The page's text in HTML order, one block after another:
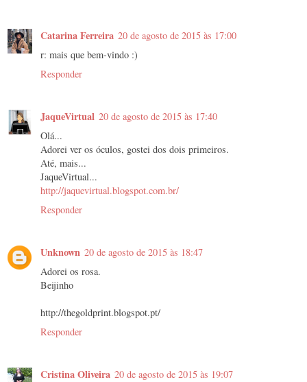
Catarina Ferreira 20 de agosto de 2015 às 17:00
r: mais que bem-vindo :)
Responder
JaqueVirtual 20 de agosto de 2015 às 17:40
Olá...
Adorei ver os óculos, gostei dos dois primeiros.
Até, mais...
JaqueVirtual...
http://jaquevirtual.blogspot.com.br/
Responder
Unknown 20 de agosto de 2015 às 18:47
Adorei os rosa.
Beijinho
http://thegoldprint.blogspot.pt/
Responder
Cristina Oliveira 20 de agosto de 2015 às 19:07